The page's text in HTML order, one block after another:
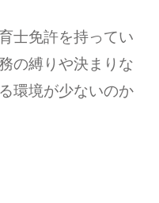
士免許を持ってい
の縛りや決まりな
環境が少ないのか